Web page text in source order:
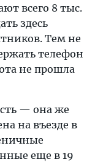
всего 8 тыс.
здесь
Тем не
телефон
не прошла
— она же
на въезде в
еще в 19